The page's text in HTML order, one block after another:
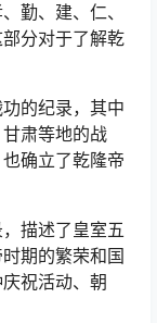
勤、建、仁、
分对于了解乾
的纪录，其中
肃等地的战
确立了乾隆帝
描述了皇室五
期的繁荣和国
祝活动、朝